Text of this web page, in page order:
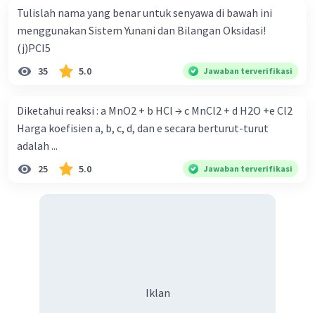
Tulislah nama yang benar untuk senyawa di bawah ini
menggunakan Sistem Yunani dan Bilangan Oksidasi!
(j)PCI5
35 5.0 Jawaban terverifikasi
Diketahui reaksi : a MnO2 + b HCl → c MnCl2 + d H2O +e Cl2
Harga koefisien a, b, c, d, dan e secara berturut-turut
adalah ...
25 5.0 Jawaban terverifikasi
Iklan